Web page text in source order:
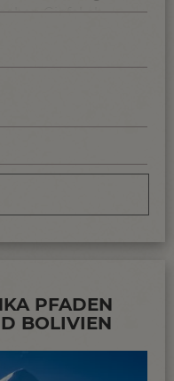
Gipfel ab.
PFADEN
BOLIVIEN